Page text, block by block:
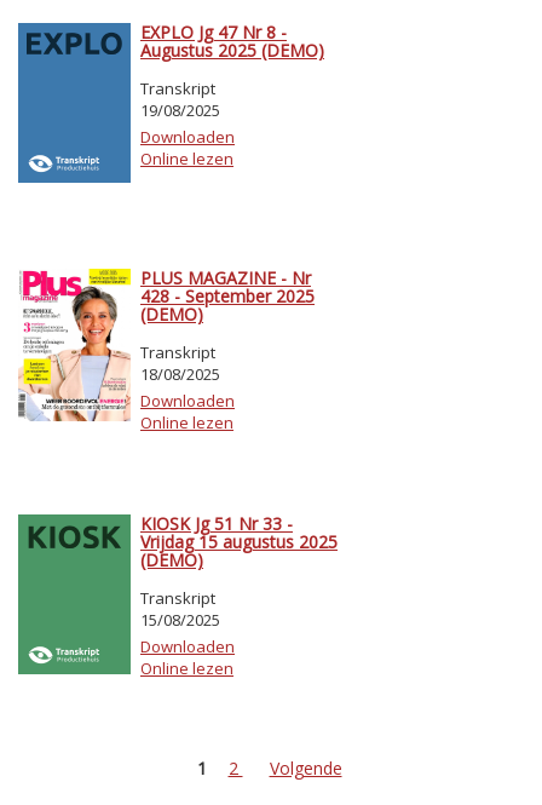
EXPLO Jg 47 Nr 8 -
Augustus 2025 (DEMO)
Transkript
19/08/2025
Downloaden
Online lezen
PLUS MAGAZINE - Nr
428 - September 2025
(DEMO)
Transkript
18/08/2025
Downloaden
Online lezen
KIOSK Jg 51 Nr 33 -
Vrijdag 15 augustus 2025
(DEMO)
Transkript
15/08/2025
Downloaden
Online lezen
1 2 Volgende